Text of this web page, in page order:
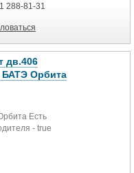
288-81-31
дв.406
БАТЭ Орбита
Есть
- true